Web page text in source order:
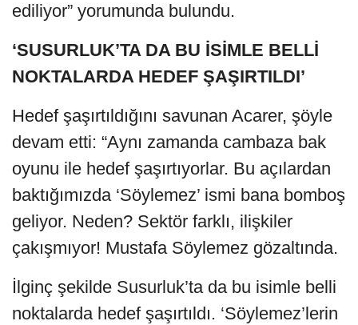
ediliyor” yorumunda bulundu.
‘SUSURLUK’TA DA BU İSİMLE BELLİ
NOKTALARDA HEDEF ŞAŞIRTILDI’
Hedef şaşırtıldığını savunan Acarer, şöyle
devam etti: “Aynı zamanda cambaza bak
oyunu ile hedef şaşırtıyorlar. Bu açılardan
baktığımızda ‘Söylemez’ ismi bana bomboş
geliyor. Neden? Sektör farklı, ilişkiler
çakışmıyor! Mustafa Söylemez gözaltında.
İlginç şekilde Susurluk’ta da bu isimle belli
noktalarda hedef şaşırtıldı. ‘Söylemez’lerin